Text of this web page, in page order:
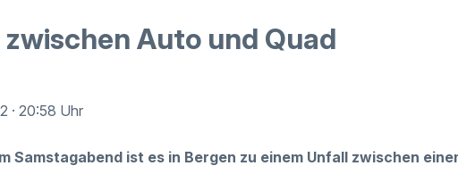
Auto und Quad
· 20:58 Uhr
Samstagabend ist es in Bergen zu einem Unfall zwischen